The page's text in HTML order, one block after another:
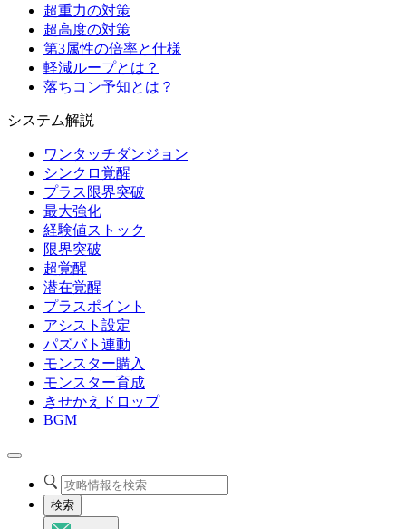
超重力の対策
超高度の対策
第3属性の倍率と仕様
軽減ループとは？
落ちコン予知とは？
システム解説
ワンタッチダンジョン
シンクロ覚醒
プラス限界突破
最大強化
経験値ストック
限界突破
超覚醒
潜在覚醒
プラスポイント
アシスト設定
パズバト連動
モンスター購入
モンスター育成
きせかえドロップ
BGM
検索